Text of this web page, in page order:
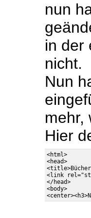
nun
in der
nicht.
Nun
mehr,
Hier
<html>
<head>
<link
</head>
<body>